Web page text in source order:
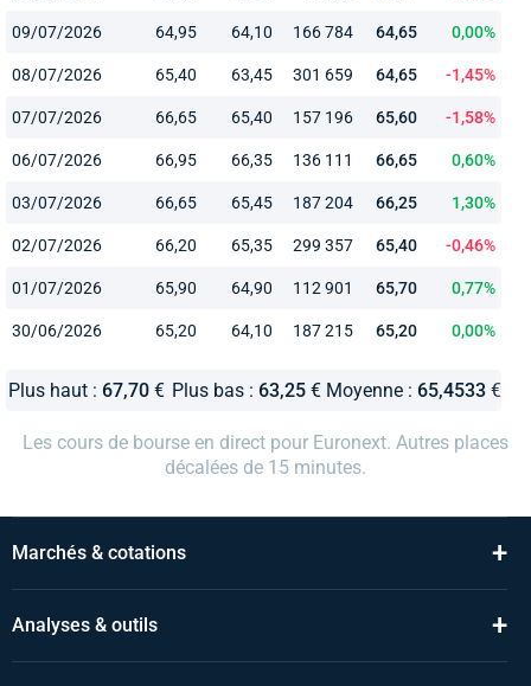
09/07/2026 64,95 64,10 166 784 64,65 0,00%
08/07/2026 65,40 63,45 301 659 64,65 -1,45%
07/07/2026 66,65 65,40 157 196 65,60 -1,58%
06/07/2026 66,95 66,35 136 111 66,65 0,60%
03/07/2026 66,65 65,45 187 204 66,25 1,30%
02/07/2026 66,20 65,35 299 357 65,40 -0,46%
01/07/2026 65,90 64,90 112 901 65,70 0,77%
30/06/2026 65,20 64,10 187 215 65,20 0,00%
Plus haut : 67,70€ Plus bas : 63,25€ Moyenne : 65,4533 €
Les cours de bourse en direct pour Euronext. Autres places
décalées de 15 minutes.
Marchés & cotations +
Analyses & outils +